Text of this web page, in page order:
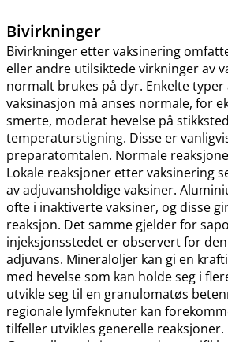
Bivirkninger
Bivirkninger etter vaksinering
eller andre utilsiktede virkninger av
normalt brukes på dyr. Enkelte typer
vaksinasjon må anses normale, for
smerte, moderat hevelse på
temperaturstigning. Disse er
preparatomtalen. Normale
Lokale reaksjoner etter vaksinering
av adjuvansholdige vaksiner.
ofte i inaktiverte vaksiner, og disse
reaksjon. Det samme gjelder for
injeksjonsstedet er observert for
adjuvans. Mineraloljer kan gi en
med hevelse som kan holde seg i
utvikle seg til en granulomatøs
regionale lymfeknuter kan
tilfeller utvikles generelle reaksjoner.